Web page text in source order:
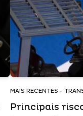
MAIS RECENTES -
Principais